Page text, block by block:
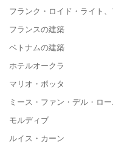
フランク・ロイド・ライト
フランスの建築
ベトナムの建築
ホテルオークラ
マリオ・ボッタ
ミース・ファン・デル・
モルディブ
ルイス・カーン